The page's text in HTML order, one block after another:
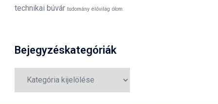
technikai búvár tudomány élővilág ólom
Bejegyzéskategóriák